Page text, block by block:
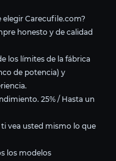
elegir Carecufile.com?
honesto y de calidad
los límites de la fábrica
de potencia) y
25% / Hasta un
vea usted mismo lo que
los modelos